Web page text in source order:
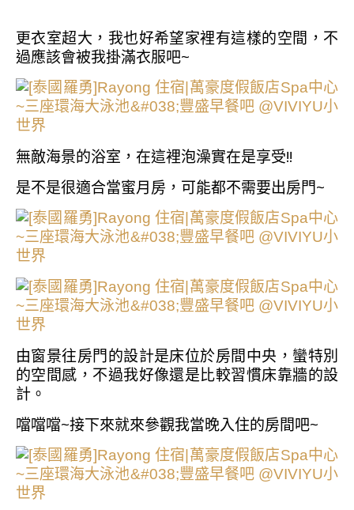
更衣室超大，我也好希望家裡有這樣的空間，不
過應該會被我掛滿衣服吧~
無敵海景的浴室，在這裡泡澡實在是享受!!
是不是很適合當蜜月房，可能都不需要出房門~
由窗景往房門的設計是床位於房間中央，蠻特別
的空間感，不過我好像還是比較習慣床靠牆的設
計。
噹噹噹~接下來就來參觀我當晚入住的房間吧~